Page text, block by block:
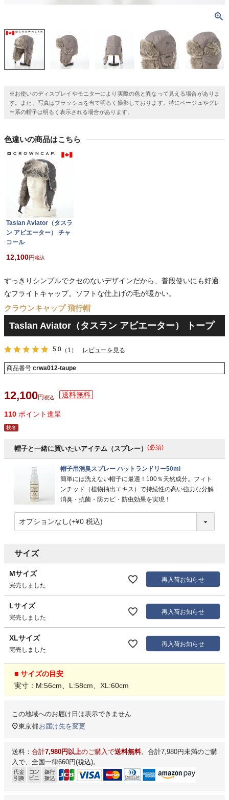
※お使いのディスプレイやモニターにより実際の色と異なって見える場合がありま
す。また、写真はフラッシュを当て明るく撮影しております。特にベージュやグレ
ー系の帽子は明るく表示される場合があります。
色違いの商品はこちら
Taslan Aviator（タスラ
ン アビエーター） チャ
コール
12,100 税込
すっきりシンプルでクセのないデザインだから、普段使いにも好適
なフライトキャップ。ソフトな仕上げの毛が暖かい。
クラウンキャップ 飛行帽
Taslan Aviator（タスラン アビエーター） トープ
5.0 （1） レビューを見る
商品番号 crwa012-taupe
12,100 税込
110 ポイント進呈
秋冬
帽子と一緒に買いたいアイテム（スプレー） (必須)
帽子用消臭スプレー ハットランドリー50ml
簡単には洗えない帽子に最適！100％天然成分。フィト
ンチッド（植物抽出エキス）で持続性の高い強力な分解
消臭・抗菌・防カビ・防虫効果を実現！
サイズ
Mサイズ
完売しました
再入荷お知らせ
Lサイズ
完売しました
再入荷お知らせ
XLサイズ
完売しました
再入荷お知らせ
■ サイズの目安
実寸：M:56cm、L:58cm、XL:60cm
この地域へのお届け日は表示できません
東京都お届け先を変更
送料： 合計7,980円以上のご購入で送料無料。合計7,980円未満のご購
入で、全国一律660円(税込)。